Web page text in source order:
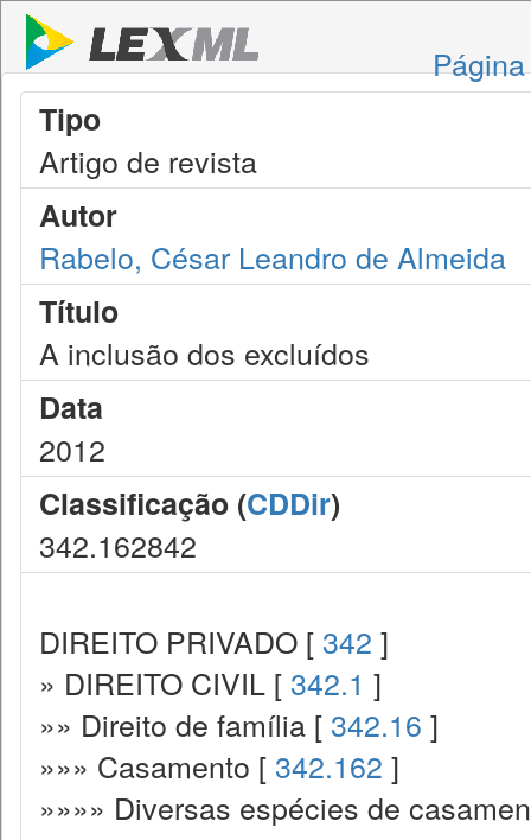
Tipo
Artigo de revista
Autor
Rabelo, César Leandro de Almeida
Título
A inclusão dos excluídos
Data
2012
Classificação (CDDir)
342.162842
DIREITO PRIVADO [ 342 ]
» DIREITO CIVIL [ 342.1 ]
»» Direito de família [ 342.16 ]
»»» Casamento [ 342.162 ]
»»»» Diversas espécies de